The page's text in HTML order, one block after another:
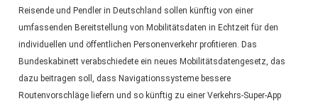
Reisende und Pendler in Deutschland sollen künftig von einer
umfassenden Bereitstellung von Mobilitätsdaten in Echtzeit für den
individuellen und öffentlichen Personenverkehr profitieren. Das
Bundeskabinett verabschiedete ein neues Mobilitätsdatengesetz, das
dazu beitragen soll, dass Navigationssysteme bessere
Routenvorschläge liefern und so künftig zu einer Verkehrs-Super-App